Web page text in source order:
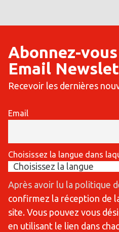
Abonnez-
Email
Recevoir les dernières
Email
Choisissez la langue dans
Après avoir lu la politique
confirmez la réception de
site. Vous pouvez vous
en utilisant le lien dans